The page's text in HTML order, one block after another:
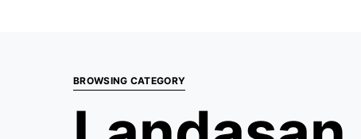
BROWSING CATEGORY